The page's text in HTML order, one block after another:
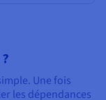
Une fois
les dépendances